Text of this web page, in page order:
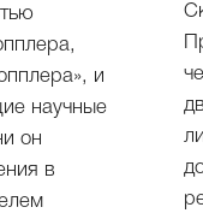
и
научные
он
в